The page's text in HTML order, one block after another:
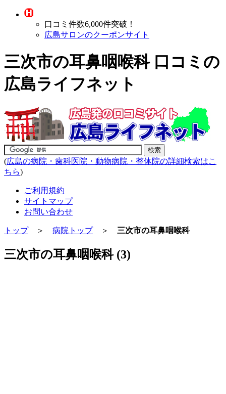
口コミ件数6,000件突破！
広島サロンのクーポンサイト
三次市の耳鼻咽喉科 口コミの
広島ライフネット
(広島の病院・歯科医院・動物病院・整体院の詳細検索はこ
ちら)
ご利用規約
サイトマップ
お問い合わせ
トップ＞ 病院トップ＞ 三次市の耳鼻咽喉科
三次市の耳鼻咽喉科 (3)